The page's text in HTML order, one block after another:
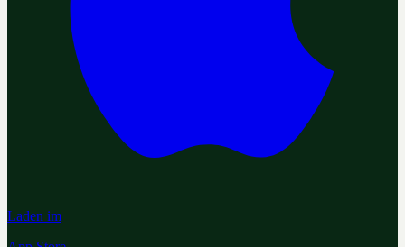
Laden im